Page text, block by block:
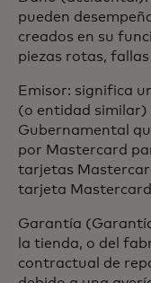
pueden
creados en su
piezas rotas,
Emisor: significa
(o entidad
Gubernamental
por Mastercard
tarjetas
tarjeta
Garantía
la tienda, o del
contractual de